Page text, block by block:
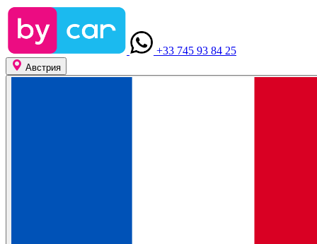
+33 745 93 84 25
Австрия